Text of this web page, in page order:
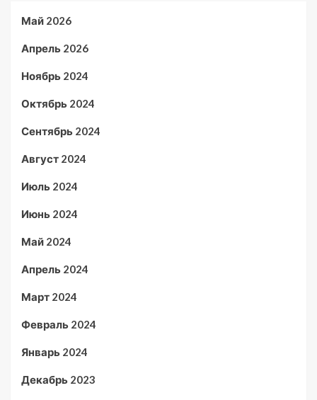
Май 2026
Апрель 2026
Ноябрь 2024
Октябрь 2024
Сентябрь 2024
Август 2024
Июль 2024
Июнь 2024
Май 2024
Апрель 2024
Март 2024
Февраль 2024
Январь 2024
Декабрь 2023